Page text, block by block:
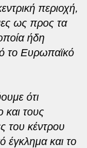
περιοχή,
ως προς τα
ήδη
το Ευρωπαϊκό
ότι
και τους
του κέντρου
έγκλημα και το